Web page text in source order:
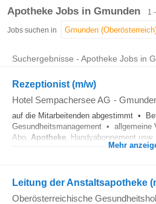
Sortieren nach Genauer Standort
Apotheke Jobs in Gmunden 1
Jobs suchen in
Suchergebnisse - Apotheke Jobs in
Rezeptionist (m/w)
Hotel Sempachersee AG -
auf die Mitarbeitenden abgestimmt •
Gesundheitsmanagement • allgemeine
Abo, Apotheke , Handyabonnement
Mehr
Leitung der Anstaltsapotheke
Oberösterreichische